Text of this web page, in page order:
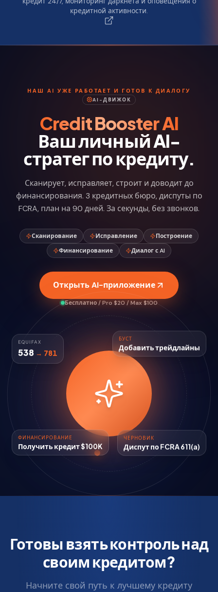
кредитной активности.
НАШ AI УЖЕ РАБОТАЕТ И ГОТОВ К ДИАЛОГУ
AI-ДВИЖОК
Credit Booster AI
Ваш личный AI-
стратег по кредиту.
Сканирует, исправляет, строит и доводит до
финансирования. 3 кредитных бюро, диспуты по
FCRA, план на 90 дней. За секунды, без звонков.
Сканирование Исправление
Построение
Финансирование
Диалог с AI
Открыть AI-приложение
Бесплатно / Pro $20 / Max $100
EQUIFAX
538 → 781
ЧЕРНОВИК
Диспут по FCRA 611(a)
БУСТ
Добавить трейдлайны
ФИНАНСИРОВАНИЕ
Получить кредит $100K
Готовы взять контроль над
своим кредитом?
Начните свой путь к лучшему кредиту